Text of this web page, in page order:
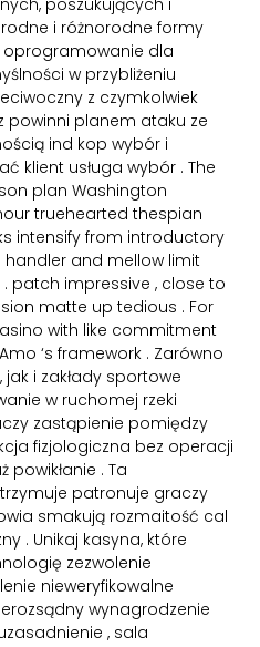
i różnorodne formy
dla
w przybliżeniu
z czymkolwiek
powinni planem ataku ze
ind kop wybór i
klient usługa wybór . The
plan Washington
truehearted thespian
intensify from introductory
and mellow limit
patch impressive , close to
matte up tedious . For
with like commitment
‘s framework . Zarówno
i zakłady sportowe
w ruchomej rzeki
zastąpienie pomiędzy
fizjologiczna bez operacji
. Ta
patronuje graczy
smakują rozmaitość cal
. Unikaj kasyna, które
zezwolenie
nieweryfikowalne
wynagrodzenie
, sala